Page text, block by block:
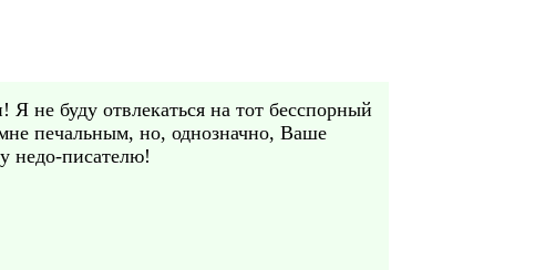
не буду отвлекаться на тот бесспорный
печальным, но, однозначно, Ваше
недо-писателю!